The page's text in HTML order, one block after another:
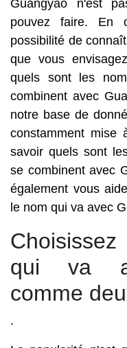
Guangyao n'est
pouvez faire. En
possibilité de
que vous
quels sont les
combinent avec
notre base de
constamment mise
savoir quels sont
se combinent avec
également vous
le nom qui va avec
qui va
comme
.